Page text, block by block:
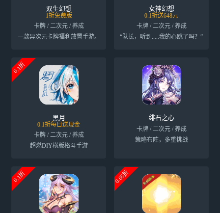
双生幻想
1折免费版
卡牌 / 二次元 / 养成
一款异次元卡牌福利放置手游。
女神幻想
0.1折送648元
卡牌 / 二次元 / 养成
“队长，听到.....我的心跳了吗？”
0.1折
黑月
0.1折每日送现金
卡牌 / 二次元 / 养成
超燃DIY横版格斗手游
绯石之心
卡牌 / 二次元 / 养成
策略布阵，多重挑战
0.1折 0.05折